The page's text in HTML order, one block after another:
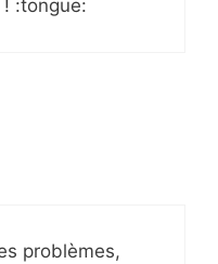
! :tongue:
problèmes,